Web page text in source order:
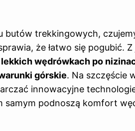
butów trekkingowych,
że łatwo się pogubić.
lekkich wędrówkach po
górskie. Na szczęście
innowacyjne
podnoszą komfort